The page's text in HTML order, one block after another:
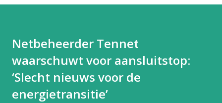
Netbeheerder Tennet
waarschuwt voor aansluitstop:
‘Slecht nieuws voor de
energietransitie’